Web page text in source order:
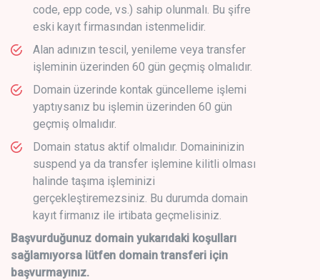
code, epp code, vs.) sahip olunmalı. Bu şifre
eski kayıt firmasından istenmelidir.
Alan adınızın tescil, yenileme veya transfer
işleminin üzerinden 60 gün geçmiş olmalıdır.
Domain üzerinde kontak güncelleme işlemi
yaptıysanız bu işlemin üzerinden 60 gün
geçmiş olmalıdır.
Domain status aktif olmalıdır. Domaininizin
suspend ya da transfer işlemine kilitli olması
halinde taşıma işleminizi
gerçekleştiremezsiniz. Bu durumda domain
kayıt firmanız ile irtibata geçmelisiniz.
Başvurduğunuz domain yukarıdaki koşulları
sağlamıyorsa lütfen domain transferi için
başvurmayınız.